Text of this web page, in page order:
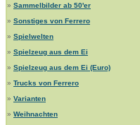
» Sammelbilder ab 50'er
» Sonstiges von Ferrero
» Spielwelten
» Spielzeug aus dem Ei
» Spielzeug aus dem Ei (Euro)
» Trucks von Ferrero
» Varianten
» Weihnachten